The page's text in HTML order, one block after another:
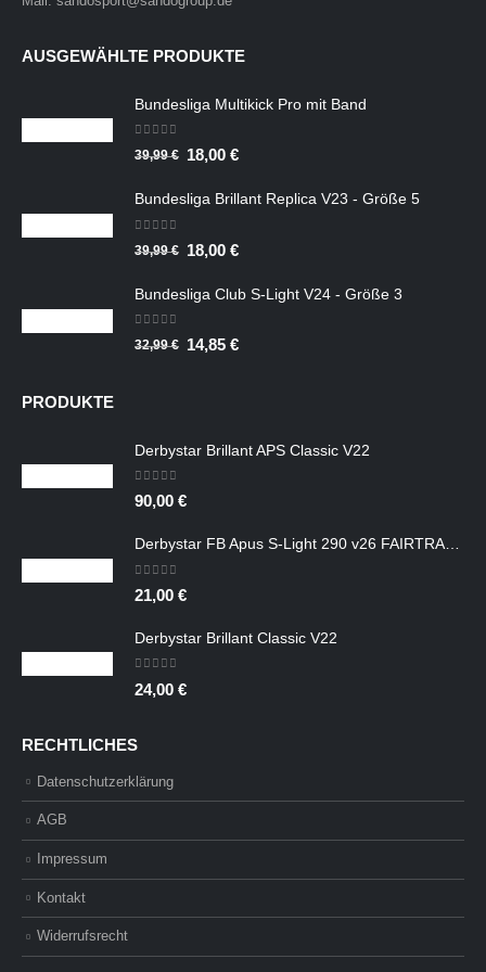
AUSGEWÄHLTE PRODUKTE
Bundesliga Multikick Pro mit Band
0out of 5
39,99€ Ursprünglicher
war:
18,00 €Aktueller
ist:
Bundesliga Brillant Replica V23 - Größe 5
out of 5
39,99€ Ursprünglicher
war:
18,00 €Aktueller
ist:
Bundesliga Club S-Light V24 - Größe 3
0out of 5
32,99€ Ursprünglicher
14,85 €Aktueller
PRODUKTE
Derbystar Brillant APS Classic V22
0out of 5
90,00 €
Derbystar FB Apus S-Light 290 v26 FAIRTRADE
0 out of 5
21,00 €
Derbystar Brillant Classic V22
0 out of 5
24,00 €
RECHTLICHES
Datenschutzerklärung
AGB
Impressum
Kontakt
Widerrufsrecht